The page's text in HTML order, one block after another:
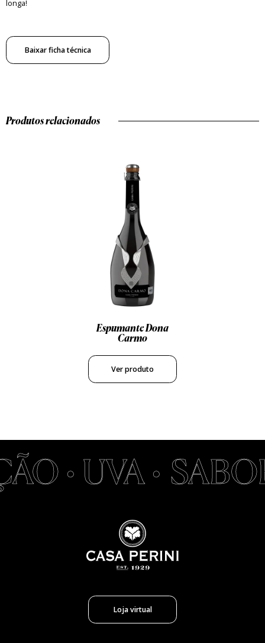
longa!
Baixar ficha técnica
Produtos relacionados
Espumante Dona
Carmo
Ver produto
• UVA •
Loja virtual